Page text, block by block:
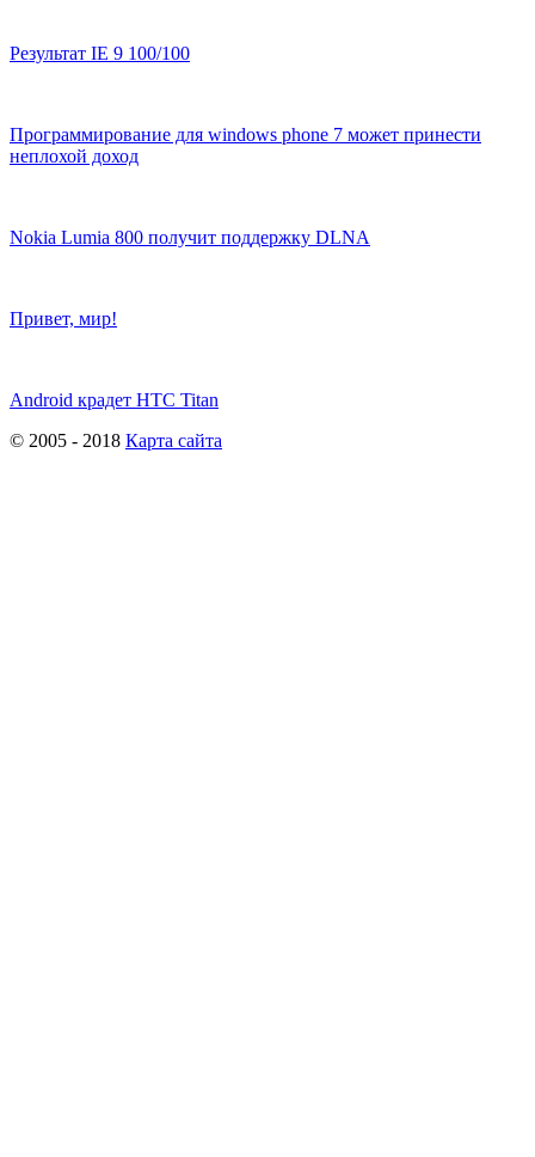
Результат IE 9 100/100
Программирование для windows phone 7 может принести
неплохой доход
Nokia Lumia 800 получит поддержку DLNA
Привет, мир!
Android крадет HTC Titan
© 2005 - 2018 Карта сайта